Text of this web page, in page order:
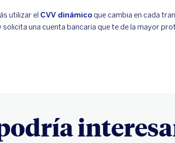
utilizar el CVV dinámico que cambia en cada
una cuenta bancaria que te de la mayor